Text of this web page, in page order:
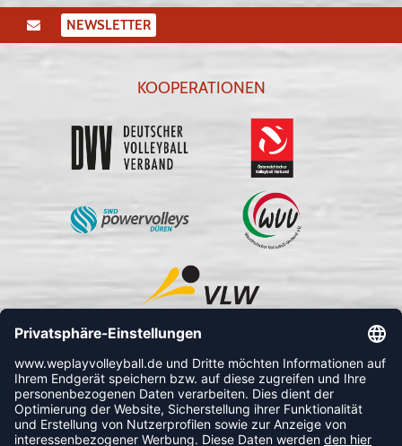
NEWSLETTER
KOOPERATIONEN
FOLLOW US